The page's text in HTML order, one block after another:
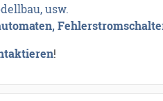
usw.
!